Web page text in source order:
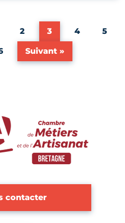
2 3 4 5
Suivant »
contacter